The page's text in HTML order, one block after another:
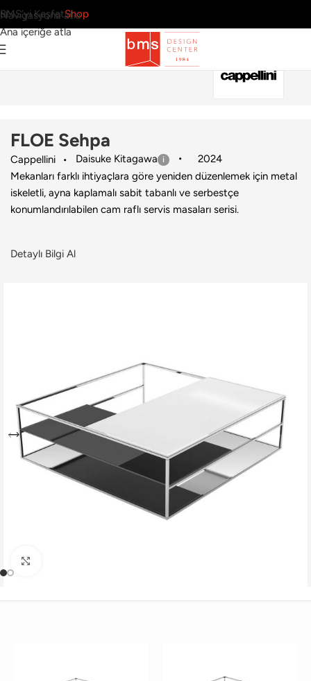
Navigasyona atla
Ana içeriğe atla
BMS’yi KeşfetShop
Cappellini›FLOE Sehpa
FLOE Sehpa
Cappellini Daisuke Kitagawa
2024
Mekanları farklı ihtiyaçlara göre yeniden düzenlemek için metal
iskeletli, ayna kaplamalı sabit tabanlı ve serbestçe
konumlandırılabilen cam raflı servis masaları serisi.
Detaylı Bilgi Al